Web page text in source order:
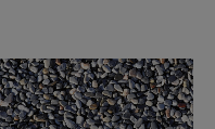
variant.
lze